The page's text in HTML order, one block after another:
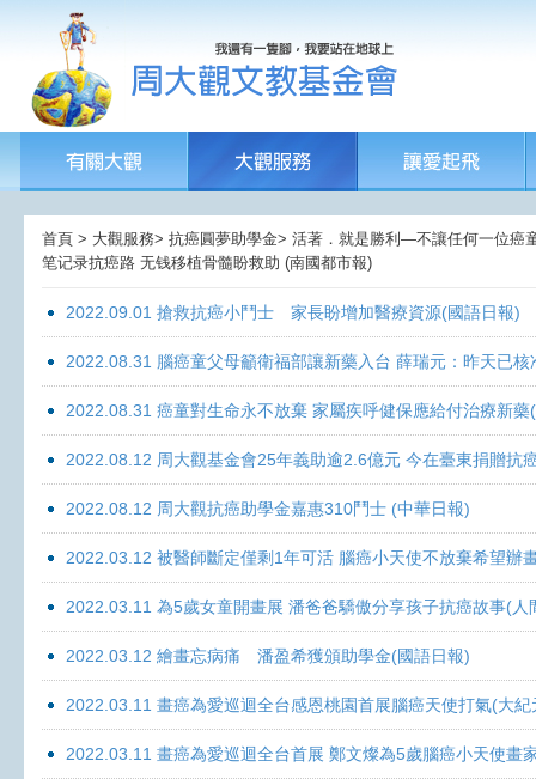
首頁 > 大觀服務> 抗癌圓夢助學金> 活著．就是勝利—不讓任何一位癌
笔记录抗癌路 无钱移植骨髓盼救助 (南國都市報)
2022.09.01 搶救抗癌小鬥士 家長盼增加醫療資源(國語日報)
2022.08.31 腦癌童父母籲衛福部讓新藥入台 薛瑞元：昨天已
2022.08.31 癌童對生命永不放棄 家屬疾呼健保應給付治療新藥
2022.08.12 周大觀基金會25年義助逾2.6億元 今在臺東捐贈抗
2022.08.12 周大觀抗癌助學金嘉惠310鬥士 (中華日報)
2022.03.12 被醫師斷定僅剩1年可活 腦癌小天使不放棄希望辦
2022.03.11 為5歲女童開畫展 潘爸爸驕傲分享孩子抗癌故事(人
2022.03.12 繪畫忘病痛 潘盈希獲頒助學金(國語日報)
2022.03.11 畫癌為愛巡迴全台感恩桃園首展腦癌天使打氣(大紀
2022.03.11 畫癌為愛巡迴全台首展 鄭文燦為5歲腦癌小天使畫